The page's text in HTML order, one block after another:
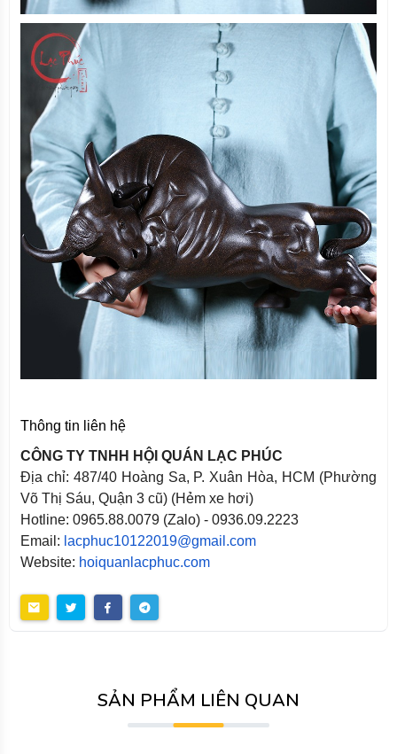
Thông tin liên hệ
CÔNG TY TNHH HỘI QUÁN LẠC PHÚC
Địa chỉ: 487/40 Hoàng Sa, P. Xuân Hòa, HCM (Phường
Võ Thị Sáu, Quận 3 cũ) (Hẻm xe hơi)
Hotline: 0965.88.0079 (Zalo) - 0936.09.2223
Email: lacphuc10122019@gmail.com
Website: hoiquanlacphuc.com
SẢN PHẨM LIÊN QUAN